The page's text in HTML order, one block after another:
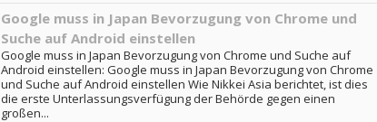
Google muss in Japan Bevorzugung von Chrome und
Suche auf Android einstellen
Google muss in Japan Bevorzugung von Chrome und Suche auf
Android einstellen: Google muss in Japan Bevorzugung von Chrome
und Suche auf Android einstellen Wie Nikkei Asia berichtet, ist dies
die erste Unterlassungsverfügung der Behörde gegen einen
großen...